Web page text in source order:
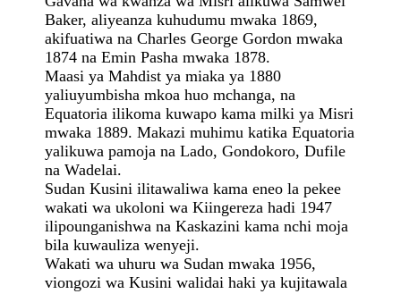
Baker, aliyeanza kuhudumu mwaka 1869,
akifuatiwa na Charles George Gordon mwaka
1874 na Emin Pasha mwaka 1878.
Maasi ya Mahdist ya miaka ya 1880
yaliuyumbisha mkoa huo mchanga, na
Equatoria ilikoma kuwapo kama milki ya Misri
mwaka 1889. Makazi muhimu katika Equatoria
yalikuwa pamoja na Lado, Gondokoro, Dufile
na Wadelai.
Sudan Kusini ilitawaliwa kama eneo la pekee
wakati wa ukoloni wa Kiingereza hadi 1947
ilipounganishwa na Kaskazini kama nchi moja
bila kuwauliza wenyeji.
Wakati wa uhuru wa Sudan mwaka 1956,
viongozi wa Kusini walidai haki ya kujitawala